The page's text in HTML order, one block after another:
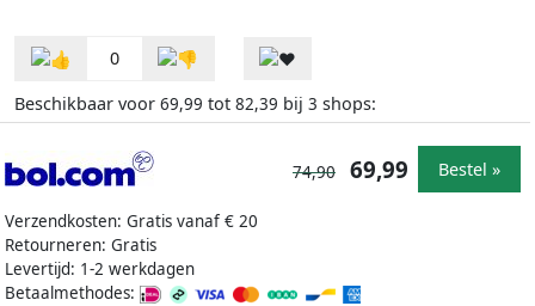
0
Beschikbaar voor 69,99 tot 82,39 bij 3 shops:
Verzendkosten: Gratis vanaf € 20
Retourneren: Gratis
Levertijd: 1-2 werkdagen
Betaalmethodes:
74,90 69,99 Bestel »